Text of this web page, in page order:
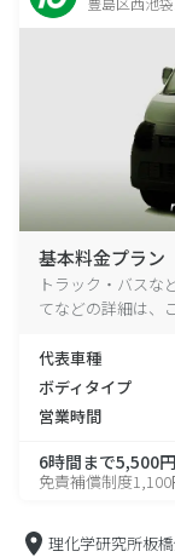
基本料金プラン
トラック・バスな
てなどの詳細は、
代表車種
ボディタイプ
営業時間
6時間まで5,500円
免責補償制度1,100
理化学研究所板